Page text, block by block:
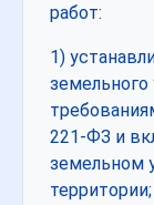
работ:
1)
земельного
221-ФЗ и
земельном
территории;